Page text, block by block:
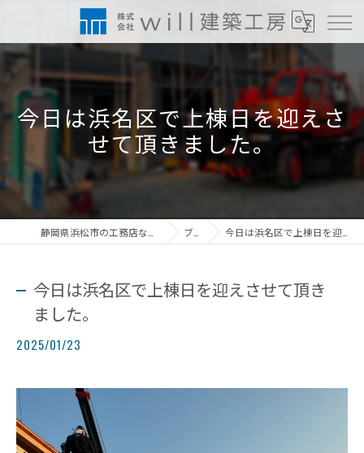
今日は浜名区で上棟日を迎えさ
せて頂きました。
ブログ 今日は浜名区で上棟日を迎えさせて頂きました。
今日は浜名区で上棟日を迎えさせて頂き
ました。
2025/01/23